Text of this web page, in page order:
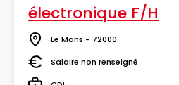
électronique F/H
Lieu Le Mans - 72000
SalaireSalaire non renseigné